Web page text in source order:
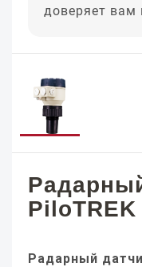
доверяет вам
PiloTREK
Радарный